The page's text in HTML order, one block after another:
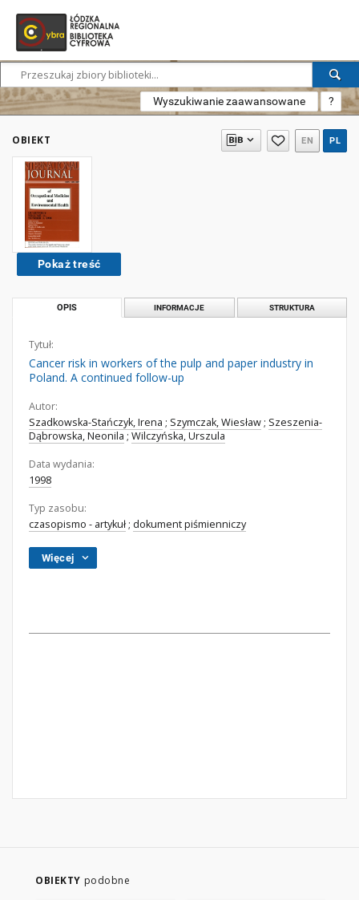
Wyszukiwanie zaawansowane ?
OBIEKT EN PL
Pokaż treść
OPIS INFORMACJE STRUKTURA
Tytuł:
Cancer risk in workers of the pulp and paper industry in
Poland. A continued follow-up
Autor:
Szadkowska-Stańczyk, Irena ; Szymczak, Wiesław ; Szeszenia-
Dąbrowska, Neonila ; Wilczyńska, Urszula
Data wydania:
1998
Typ zasobu:
czasopismo - artykuł ; dokument piśmienniczy
Więcej
OBIEKTY podobne